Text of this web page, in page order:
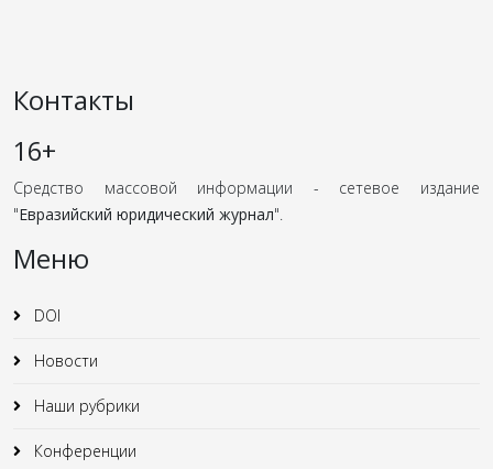
Контакты
16+
Средство массовой информации - сетевое издание
"Евразийский юридический журнал".
Меню
DOI
Новости
Наши рубрики
Конференции